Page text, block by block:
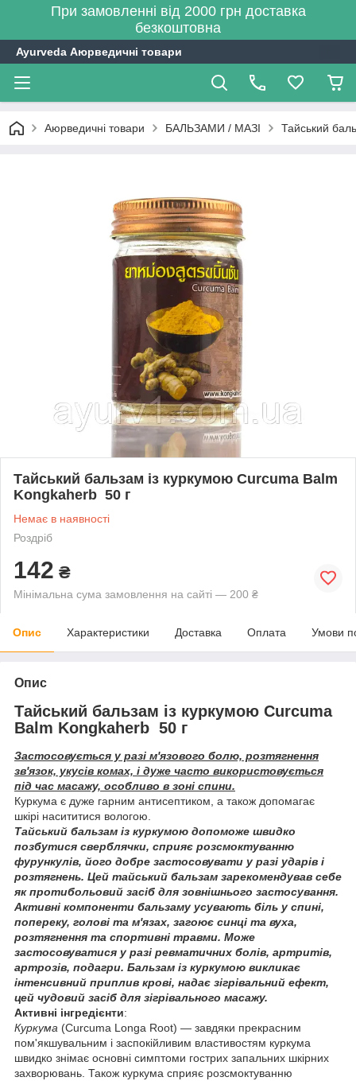
При замовленні від 2000 грн доставка
безкоштовна
Ayurveda Аюрведичні товари
Аюрведичні товари БАЛЬЗАМИ / МАЗІ Тайський
Тайський бальзам із куркумою Curcuma Balm
Kongkaherb 50 г
Немає в наявності
Роздріб
142 ₴
Мінімальна сума замовлення на сайті — 200 ₴
Опис Характеристики Доставка Оплата Умови
Опис
Тайський бальзам із куркумою Curcuma
Balm Kongkaherb 50 г
Застосовується у разі м'язового болю, розтягнення
зв'язок, укусів комах, і дуже часто використовується
під час масажу, особливо в зоні спини.
Куркума є дуже гарним антисептиком, а також допомагає
шкірі насититися вологою.
Тайський бальзам із куркумою допоможе швидко
позбутися сверблячки, сприяє розсмоктуванню
фурункулів, його добре застосовувати у разі ударів і
розтягнень. Цей тайський бальзам зарекомендував себе
як протибольовий засіб для зовнішнього застосування.
Активні компоненти бальзаму усувають біль у спині,
попереку, голові та м'язах, загоює синці та вуха,
розтягнення та спортивні травми. Може
застосовуватися у разі ревматичних болів, артритів,
артрозів, подагри. Бальзам із куркумою викликає
інтенсивний приплив крові, надає зігрівальний ефект,
цей чудовий засіб для зігрівального масажу.
Активні інгредієнти:
Куркума (Curcuma Longa Root) — завдяки прекрасним
пом'якшувальним і заспокійливим властивостям куркума
швидко знімає основні симптоми гострих запальних шкірних
захворювань. Також куркума сприяє розсмоктуванню